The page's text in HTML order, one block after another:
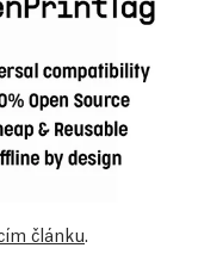
článku